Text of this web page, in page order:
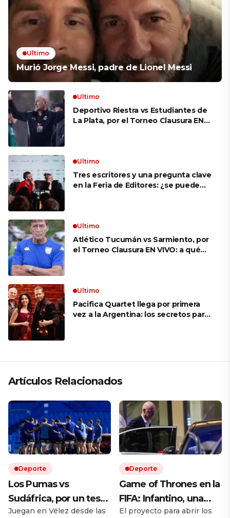
Ultimo
Murió Jorge Messi, padre de Lionel Messi
Ultimo
Deportivo Riestra vs Estudiantes de
La Plata, por el Torneo Clausura EN
Ultimo
Tres escritores y una pregunta clave
en la Feria de Editores: ¿se puede
Ultimo
Atlético Tucumán vs Sarmiento, por
el Torneo Clausura EN VIVO: a qué
Ultimo
Pacifica Quartet llega por primera
vez a la Argentina: los secretos para
Artículos Relacionados
Deporte
Los Pumas vs
Sudáfrica, por un test
match EN VIVO: a qué
Juegan en Vélez desde las
Deporte
Game of Thrones en la
FIFA: Infantino, una
rebelión en marcha y
El proyecto para abrir los